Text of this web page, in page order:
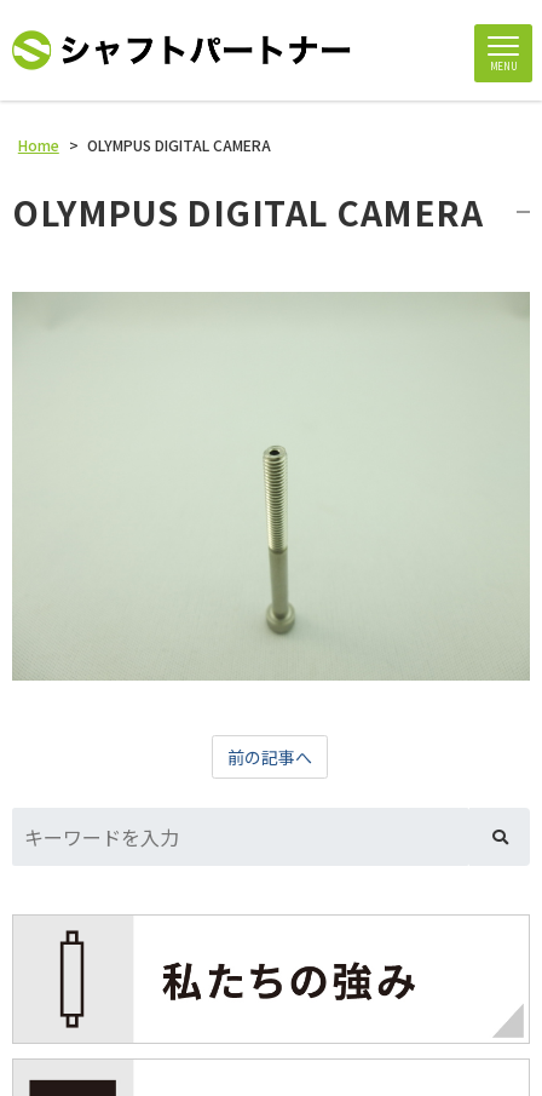
MENU
Home > OLYMPUS DIGITAL CAMERA
OLYMPUS DIGITAL CAMERA
前の記事へ